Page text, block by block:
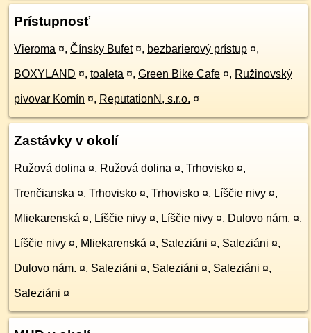
Prístupnosť
Vieroma ¤, Čínsky Bufet ¤, bezbarierový prístup ¤,
BOXYLAND ¤, toaleta ¤, Green Bike Cafe ¤, Ružinovský
pivovar Komín ¤, ReputationN, s.r.o. ¤
Zastávky v okolí
Ružová dolina ¤, Ružová dolina ¤, Trhovisko ¤,
Trenčianska ¤, Trhovisko ¤, Trhovisko ¤, Líščie nivy ¤,
Mliekarenská ¤, Líščie nivy ¤, Líščie nivy ¤, Dulovo nám. ¤,
Líščie nivy ¤, Mliekarenská ¤, Saleziáni ¤, Saleziáni ¤,
Dulovo nám. ¤, Saleziáni ¤, Saleziáni ¤, Saleziáni ¤,
Saleziáni ¤